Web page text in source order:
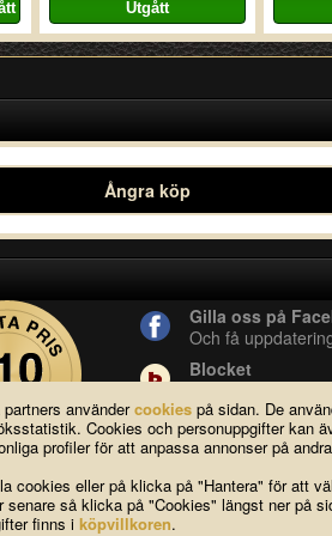
användercookies på sidan. De
Cookies och personuppgifter kan
profiler för att anpassa annonser på
cookies eller på klicka på "Hantera" för att
senare så klicka på "Cookies" längst ner på
finns i köpvillkoren.
Ångra köp
Gilla oss på
Och få
Blocket
YouTube
Se våra produkter
FAQ|